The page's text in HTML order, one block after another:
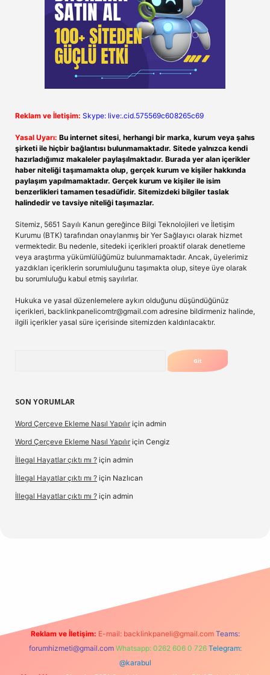
Reklam ve İletişim: Skype: live:.cid.575569c608265c69
Yasal Uyarı: Bu internet sitesi, herhangi bir marka, kurum veya şahıs
şirketi ile hiçbir bağlantısı bulunmamaktadır. Sitede yalnızca kendi
hazırladığımız makaleler paylaşılmaktadır. Burada yer alan içerikler
haber niteliği taşımamakta olup, gerçek kurum ve kişiler hakkında
paylaşım yapılmamaktadır. Gerçek kurum ve kişiler ile isim
benzerlikleri tamamen tesadüfidir. Sitemizdeki bilgiler taslak
halindedir ve tavsiye niteliği taşımazlar.
Sitemiz, 5651 Sayılı Kanun gereğince Bilgi Teknolojileri ve İletişim
Kurumu (BTK) tarafından onaylanmış bir Yer Sağlayıcı olarak hizmet
vermektedir. Bu nedenle, sitedeki içerikleri proaktif olarak denetleme
veya araştırma yükümlülüğümüz bulunmamaktadır. Ancak, üyelerimiz
yazdıkları içeriklerin sorumluluğunu taşımakta olup, siteye üye olarak
bu sorumluluğu kabul etmiş sayılırlar.
Hukuka ve yasal düzenlemelere aykırı olduğunu düşündüğünüz
içerikleri, backlinkpanelicomtr@gmail.com adresine bildirmeniz halinde,
ilgili içerikler yasal süre içerisinde sitemizden kaldırılacaktır.
SON YORUMLAR
Word Çerçeve Ekleme Nasıl Yapılır için admin
Word Çerçeve Ekleme Nasıl Yapılır için Cengiz
İllegal Hayatlar çıktı mı ? için admin
İllegal Hayatlar çıktı mı ? için Nazlıcan
İllegal Hayatlar çıktı mı ? için admin
Reklam ve İletişim: E-mail: backlinkpaneli@gmail.com Teams:
forumhizmeti@gmail.com Whatsapp: 0262 606 0 726 Telegram:
@karabul